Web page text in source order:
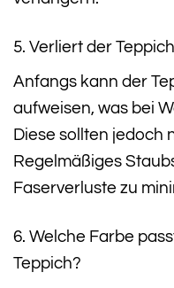
5. Verliert der
Anfangs kann der
aufweisen, was bei
Diese sollten jedoch
Regelmäßiges
Faserverluste zu
6. Welche Farbe
Teppich?